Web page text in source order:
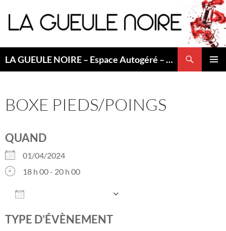
au
contenu
LA GUEULE NOIRE – Espace Autogéré – Saint Etienne
BOXE PIEDS/POINGS
QUAND
01/04/2024
18 h 00 - 20 h 00
TYPE D’ÉVÈNEMENT